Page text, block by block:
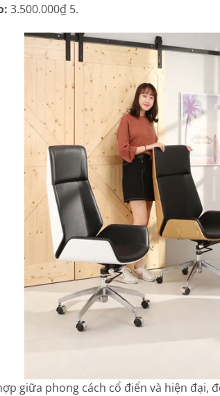
3.500.000₫ 5.
giữa phong cách cổ điển và hiện đại,